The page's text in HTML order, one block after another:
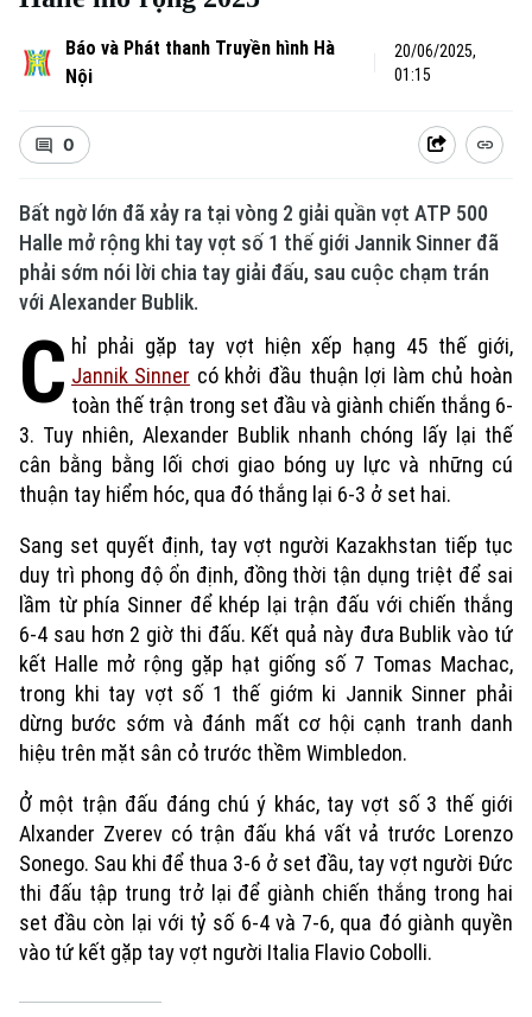
Báo và Phát thanh Truyền hình Hà
Nội
20/06/2025,
01:15
0
Bất ngờ lớn đã xảy ra tại vòng 2 giải quần vợt ATP 500
Halle mở rộng khi tay vợt số 1 thế giới Jannik Sinner đã
phải sớm nói lời chia tay giải đấu, sau cuộc chạm trán
với Alexander Bublik.
C hỉ phải gặp tay vợt hiện xếp hạng 45 thế giới,
Jannik Sinner có khởi đầu thuận lợi làm chủ hoàn
toàn thế trận trong set đầu và giành chiến thắng 6-
3. Tuy nhiên, Alexander Bublik nhanh chóng lấy lại thế
cân bằng bằng lối chơi giao bóng uy lực và những cú
thuận tay hiểm hóc, qua đó thắng lại 6-3 ở set hai.
Sang set quyết định, tay vợt người Kazakhstan tiếp tục
duy trì phong độ ổn định, đồng thời tận dụng triệt để sai
lầm từ phía Sinner để khép lại trận đấu với chiến thắng
6-4 sau hơn 2 giờ thi đấu. Kết quả này đưa Bublik vào tứ
kết Halle mở rộng gặp hạt giống số 7 Tomas Machac,
trong khi tay vợt số 1 thế giớm ki Jannik Sinner phải
dừng bước sớm và đánh mất cơ hội cạnh tranh danh
hiệu trên mặt sân cỏ trước thềm Wimbledon.
Ở một trận đấu đáng chú ý khác, tay vợt số 3 thế giới
Alxander Zverev có trận đấu khá vất vả trước Lorenzo
Sonego. Sau khi để thua 3-6 ở set đầu, tay vợt người Đức
thi đấu tập trung trở lại để giành chiến thắng trong hai
set đầu còn lại với tỷ số 6-4 và 7-6, qua đó giành quyền
vào tứ kết gặp tay vợt người Italia Flavio Cobolli.